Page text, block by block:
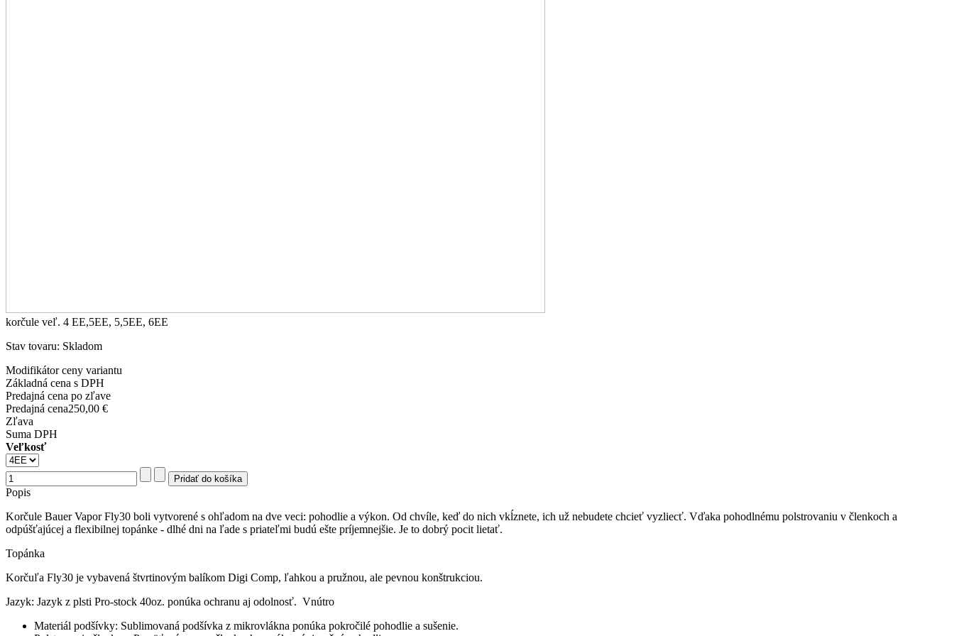
korčule veľ. 4 EE,5EE, 5,5EE, 6EE
Stav tovaru: Skladom
Modifikátor ceny variantu
Základná cena s DPH
Predajná cena po zľave
Predajná cena250,00 €
Zľava
Suma DPH
Veľkosť
Popis
Korčule Bauer Vapor Fly30 boli vytvorené s ohľadom na dve veci: pohodlie a výkon. Od chvíle, keď do nich vkĺznete, ich už nebudete chcieť vyzliecť. Vďaka pohodlnému polstrovaniu v členkoch a
odpúšťajúcej a flexibilnej topánke - dlhé dni na ľade s priateľmi budú ešte príjemnejšie. Je to dobrý pocit lietať.
Topánka
Korčuľa Fly30 je vybavená štvrtinovým balíkom Digi Comp, ľahkou a pružnou, ale pevnou konštrukciou.
Jazyk: Jazyk z plsti Pro-stock 40oz. ponúka ochranu aj odolnosť. Vnútro
Materiál podšívky: Sublimovaná podšívka z mikrovlákna ponúka pokročilé pohodlie a sušenie.